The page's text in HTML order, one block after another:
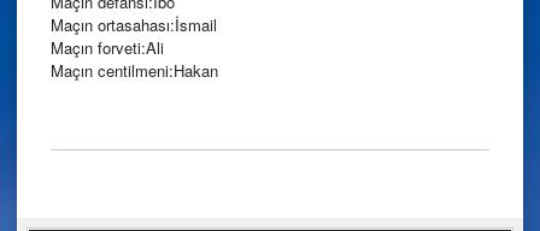
Maçın ortasahası:İsmail
Maçın forveti:Ali
Maçın centilmeni:Hakan